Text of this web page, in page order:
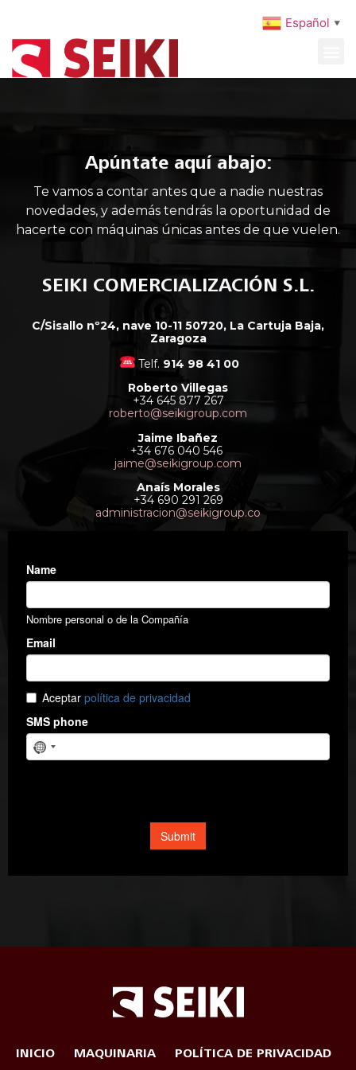
Apúntate aquí abajo:
Te vamos a contar antes que a nadie nuestras
novedades, y además tendrás la oportunidad de
hacerte con máquinas únicas antes de que vuelen.
SEIKI COMERCIALIZACIÓN S.L.
C/Sisallo nº24, nave 10-11 50720, La Cartuja Baja,
Zaragoza
Telf. 914 98 41 00
Roberto Villegas
+34 645 877 267
roberto@seikigroup.com
Jaime Ibañez
+34 676 040 546
jaime@seikigroup.com
Anaís Morales
+34 690 291 269
administracion@seikigroup.co
INICIO MAQUINARIA POLÍTICA DE PRIVACIDAD
Español ▼